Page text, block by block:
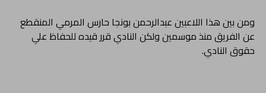
ومن بين هذا اللاعبين عبدالرحمن بونجا حارس المرمي المنقطع
عن الفريق منذ موسمين ولكن النادي قرر قيده للحفاظ علي
حقوق النادي.